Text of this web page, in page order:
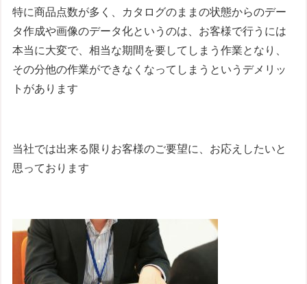
特に商品点数が多く、カタログのままの状態からのデー
タ作成や画像のデータ化というのは、お客様で行うには
本当に大変で、相当な期間を要してしまう作業となり、
その分他の作業ができなくなってしまうというデメリッ
トがあります
当社では出来る限りお客様のご要望に、お応えしたいと
思っております